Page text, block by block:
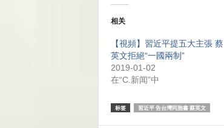
相关
【視頻】習近平提五大主張 蔡
英文拒絕“一國兩制”
2019-01-02
在“C.新闻”中
标签 習近平 告台灣同胞書 蔡英文